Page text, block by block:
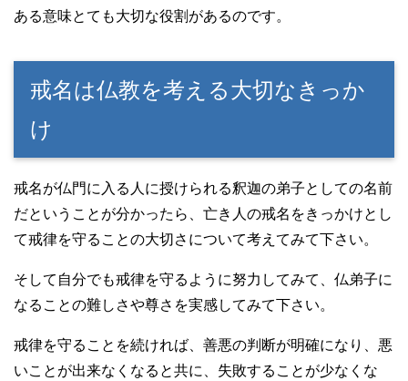
ある意味とても大切な役割があるのです。
戒名は仏教を考える大切なきっか
け
戒名が仏門に入る人に授けられる釈迦の弟子としての名前
だということが分かったら、亡き人の戒名をきっかけとし
て戒律を守ることの大切さについて考えてみて下さい。
そして自分でも戒律を守るように努力してみて、仏弟子に
なることの難しさや尊さを実感してみて下さい。
戒律を守ることを続ければ、善悪の判断が明確になり、悪
いことが出来なくなると共に、失敗することが少なくな